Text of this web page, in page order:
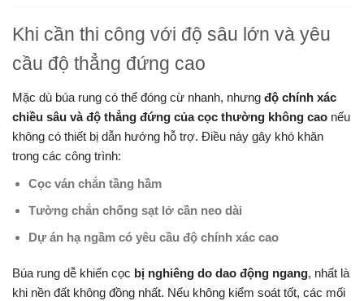
Khi cần thi công với độ sâu lớn và yêu
cầu độ thẳng đứng cao
Mặc dù búa rung có thể đóng cừ nhanh, nhưng độ chính xác
chiều sâu và độ thẳng đứng của cọc thường không cao nếu
không có thiết bị dẫn hướng hỗ trợ. Điều này gây khó khăn
trong các công trình:
Cọc ván chắn tầng hầm
Tường chắn chống sạt lở cần neo dài
Dự án hạ ngầm có yêu cầu độ chính xác cao
Búa rung dễ khiến cọc bị nghiêng do dao động ngang, nhất là
khi nền đất không đồng nhất. Nếu không kiểm soát tốt, các mối